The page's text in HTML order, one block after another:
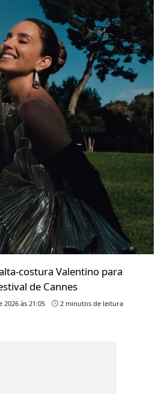
costura Valentino para
de Cannes
2026 às 21:05 2 minutos de leitura